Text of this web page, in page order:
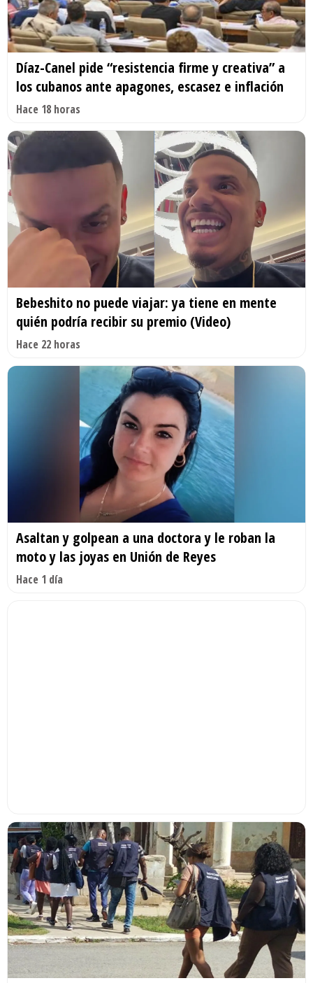
Díaz-Canel pide “resistencia firme y creativa” a
los cubanos ante apagones, escasez e inflación
Hace 18 horas
Bebeshito no puede viajar: ya tiene en mente
quién podría recibir su premio (Video)
Hace 22 horas
Asaltan y golpean a una doctora y le roban la
moto y las joyas en Unión de Reyes
Hace 1 día